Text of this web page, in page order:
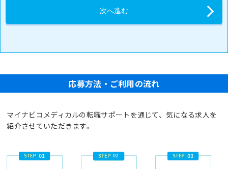
応募方法・ご利用の流れ
マイナビコメディカルの転職サポートを通じて、気になる求人を
紹介させていただきます。